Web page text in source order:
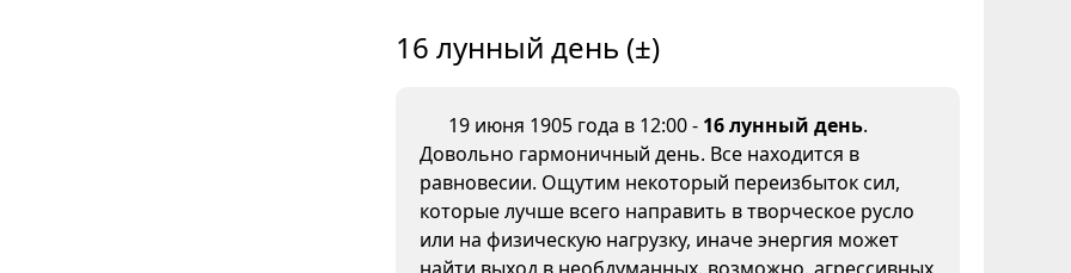
16 лунный день (±)
19 июня 1905 года в 12:00 - 16 лунный день.
Довольно гармоничный день. Все находится в
равновесии. Ощутим некоторый переизбыток сил,
которые лучше всего направить в творческое русло
или на физическую нагрузку, иначе энергия может